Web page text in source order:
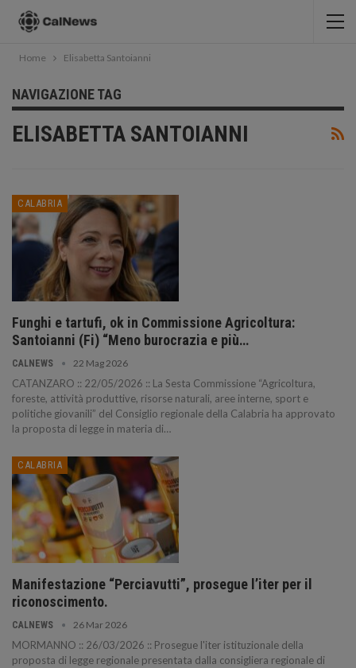
Home Elisabetta Santoianni
NAVIGAZIONE TAG
ELISABETTA SANTOIANNI
CALABRIA
Funghi e tartufi, ok in Commissione Agricoltura:
Santoianni (Fi) “Meno burocrazia e più…
CALNEWS 22 Mag 2026
CATANZARO :: 22/05/2026 :: La Sesta Commissione “Agricoltura,
foreste, attività produttive, risorse naturali, aree interne, sport e
politiche giovanili” del Consiglio regionale della Calabria ha approvato
la proposta di legge in materia di…
CALABRIA
Manifestazione “Perciavutti”, prosegue l’iter per il
riconoscimento.
CALNEWS 26 Mar 2026
MORMANNO :: 26/03/2026 :: Prosegue l'iter istituzionale della
proposta di legge regionale presentata dalla consigliera regionale di